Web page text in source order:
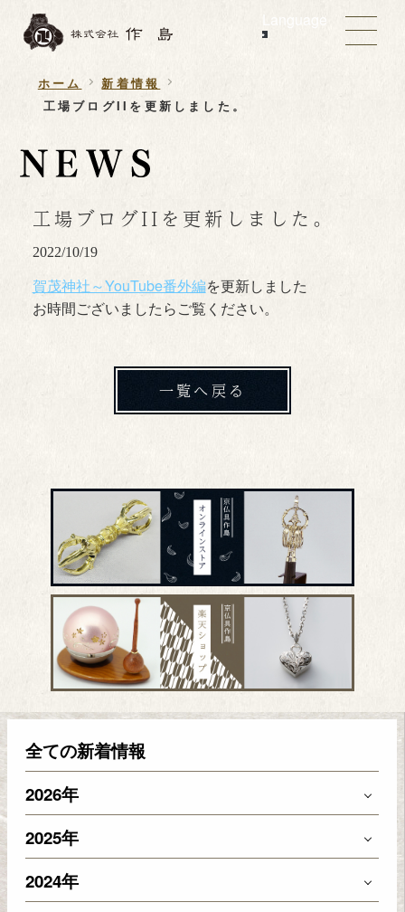
全ての新着情報
2026年
2025年
2024年
Language
ホーム
新着情報
工場ブログIIを更新しました。
工場ブログIIを更新しました。
2022/10/19
賀茂神社～YouTube番外編を更新しました
お時間ございましたらご覧ください。
一覧へ戻る